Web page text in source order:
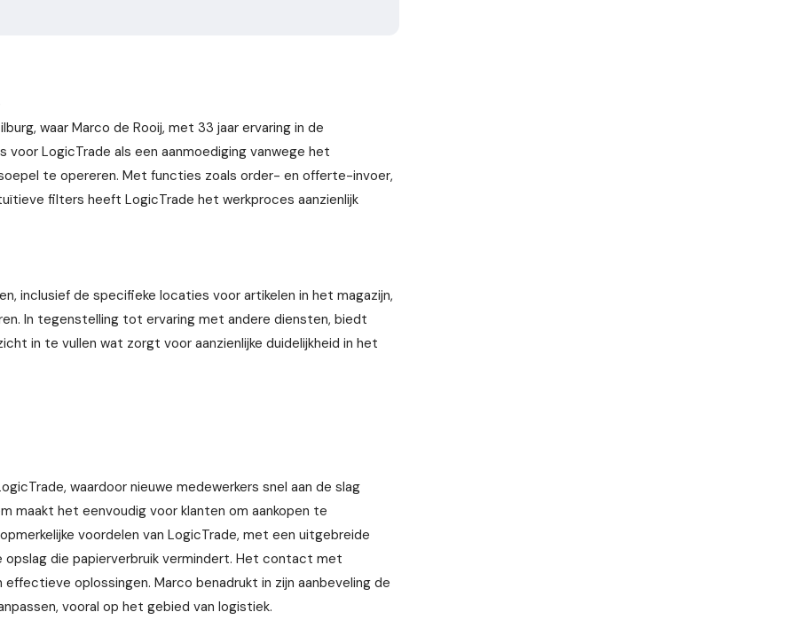
waar Marco de Rooij, met 33 jaar ervaring in de
LogicTrade als een aanmoediging vanwege het
te opereren. Met functies zoals order- en offerte-invoer,
filters heeft LogicTrade het werkproces aanzienlijk
inclusief de specifieke locaties voor artikelen in het magazijn,
In tegenstelling tot ervaring met andere diensten, biedt
in te vullen wat zorgt voor aanzienlijke duidelijkheid in het
waardoor nieuwe medewerkers snel aan de slag
maakt het eenvoudig voor klanten om aankopen te
voordelen van LogicTrade, met een uitgebreide
die papierverbruik vermindert. Het contact met
oplossingen. Marco benadrukt in zijn aanbeveling de
vooral op het gebied van logistiek.